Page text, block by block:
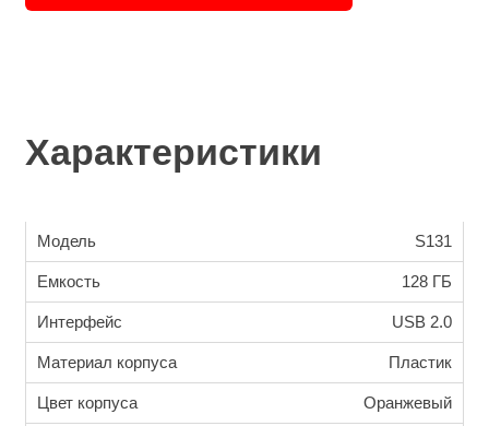
Характеристики
Модель S131
Емкость 128 ГБ
Интерфейс USB 2.0
Материал корпуса Пластик
Цвет корпуса Оранжевый